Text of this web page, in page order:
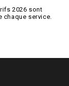
2026 sont
service.